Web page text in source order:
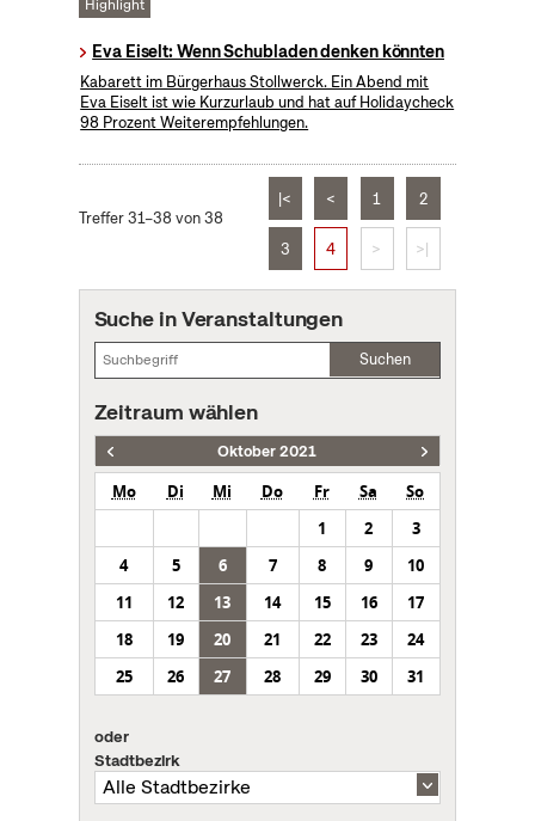
Highlight
Eva Eiselt: Wenn Schubladen denken könnten
Kabarett im Bürgerhaus Stollwerck. Ein Abend mit
Eva Eiselt ist wie Kurzurlaub und hat auf Holidaycheck
98 Prozent Weiterempfehlungen.
Treffer 31–38 von 38
|< < 1 2
3 4 > >|
Suche in Veranstaltungen
Suchen
Zeitraum wählen
Oktober 2021
Mo Di Mi Do Fr Sa
So
1
2
3
4
5 6 7 8 9
10
11
12 13 14 15 16
17
18
19 20 21 22 23
24
25
26 27 28 29 30 31
oder
Stadtbezirk